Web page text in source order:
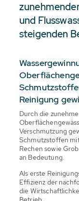
und
steigenden
Reinigung
Durch die
Verschmutzung
Schmutzstoffen
Rechen sowie
an Bedeutung.
Als erste
Effizienz der
die